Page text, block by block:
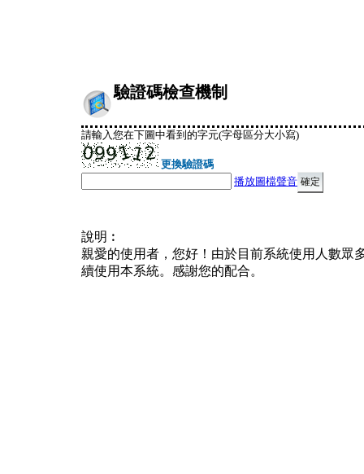
驗證碼檢查機制
請輸入您在下圖中看到的字元(字母區分大小寫)
更換驗證碼
播放圖檔聲音
說明︰
親愛的使用者，您好！由於目前系統使用人數眾
續使用本系統。感謝您的配合。